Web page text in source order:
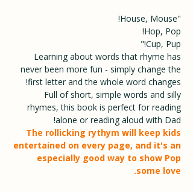
"House, Mouse!
Hop, Pop!
Cup, Pup!"
Learning about words that rhyme has
never been more fun - simply change the
first letter and the whole word changes!
Full of short, simple words and silly
rhymes, this book is perfect for reading
alone or reading aloud with Dad!
The rollicking rythym will keep kids
entertained on every page, and it's an
especially good way to show Pop
some love.